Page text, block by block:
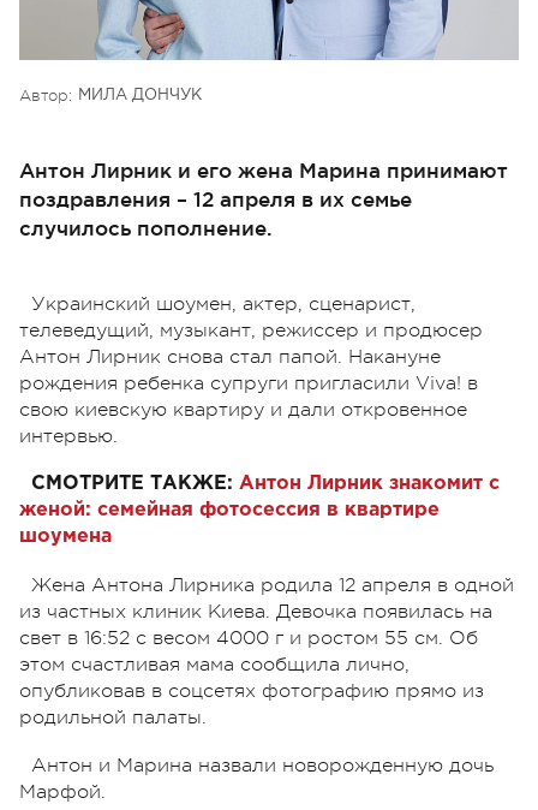
Автор: МИЛА ДОНЧУК
Антон Лирник и его жена Марина принимают
поздравления – 12 апреля в их семье
случилось пополнение.
Украинский шоумен, актер, сценарист,
телеведущий, музыкант, режиссер и продюсер
Антон Лирник снова стал папой. Накануне
рождения ребенка супруги пригласили Viva! в
свою киевскую квартиру и дали откровенное
интервью.
СМОТРИТЕ ТАКЖЕ: Антон Лирник знакомит с
женой: семейная фотосессия в квартире
шоумена
Жена Антона Лирника родила 12 апреля в одной
из частных клиник Киева. Девочка появилась на
свет в 16:52 с весом 4000 г и ростом 55 см. Об
этом счастливая мама сообщила лично,
опубликовав в соцсетях фотографию прямо из
родильной палаты.
Антон и Марина назвали новорожденную дочь
Марфой.